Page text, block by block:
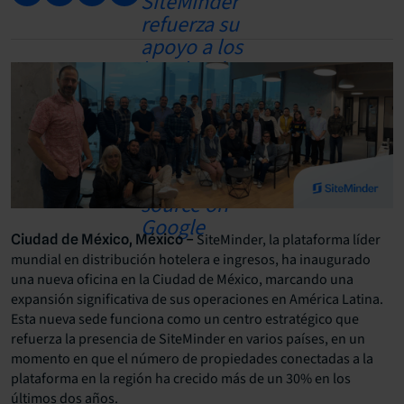
Ciudad de México, México – SiteMinder, la plataforma líder
mundial en distribución hotelera e ingresos, ha inaugurado
una nueva oficina en la Ciudad de México, marcando una
expansión significativa de sus operaciones en América Latina.
Esta nueva sede funciona como un centro estratégico que
refuerza la presencia de SiteMinder en varios países, en un
momento en que el número de propiedades conectadas a la
plataforma en la región ha crecido más de un 30% en los
últimos dos años.